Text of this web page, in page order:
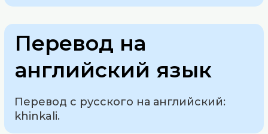
Перевод на
английский язык
Перевод с русского на английский:
khinkali.